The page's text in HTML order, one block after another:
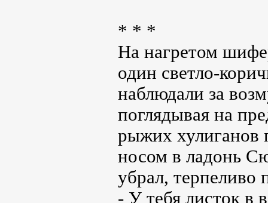
* * *
На нагретом
один светло-
наблюдали за
поглядывая на
рыжих хулиганов
носом в ладонь
убрал, терпеливо
- У тебя листок в